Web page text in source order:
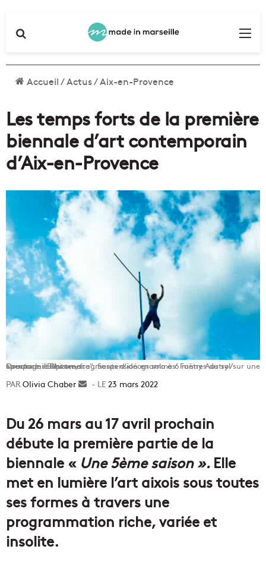
Accueil/Actus/Aix-en-Provence
Les temps forts de la première
biennale d’art contemporain
d’Aix-en-Provence
Spectacle "Bleu tenace". Suspension en solo à 6 mètres du sol sur une structure sculpture, fragments d'idéogrammes. Fanny Austry / Compagnie Rhizome.
Olivia Chaber
Envoyer23 mars 2022
Du 26 mars au 17 avril prochain
débute la première partie de la
biennale « Une 5ème saison ». Elle
met en lumière l’art aixois sous toutes
ses formes à travers une
programmation riche, variée et
insolite.